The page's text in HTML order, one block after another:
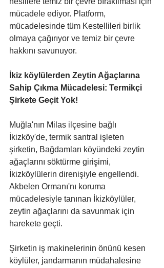
mücadele ediyor. Platform,
mücadelesinde tüm Kestellileri birlik
olmaya çağırıyor ve temiz bir çevre
hakkını savunuyor.
İkiz köylülerden Zeytin Ağaçlarına
Sahip Çıkma Mücadelesi: Termikçi
Şirkete Geçit Yok!
Muğla'nın Milas ilçesine bağlı
İkizköy'de, termik santral işleten
şirketin, Bağdamları köyündeki zeytin
ağaçlarını söktürme girişimi,
İkizköylülerin direnişiyle engellendi.
Akbelen Ormanı'nı koruma
mücadelesiyle tanınan İkizköylüler,
zeytin ağaçlarını da savunmak için
harekete geçti.
Şirketin iş makinelerinin önünü kesen
köylüler, jandarmanın müdahalesine